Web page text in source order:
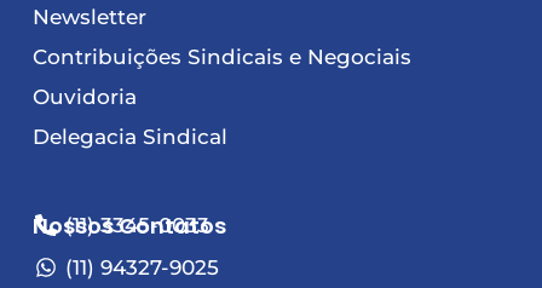
Newsletter
Contribuições Sindicais e Negociais
Ouvidoria
Delegacia Sindical
Nossos Contatos
(11) 3345-0033
(11) 94327-9025